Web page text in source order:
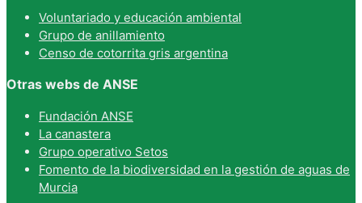
Voluntariado y educación ambiental
Grupo de anillamiento
Censo de cotorrita gris argentina
Otras webs de ANSE
Fundación ANSE
La canastera
Grupo operativo Setos
Fomento de la biodiversidad en la gestión de aguas de
Murcia